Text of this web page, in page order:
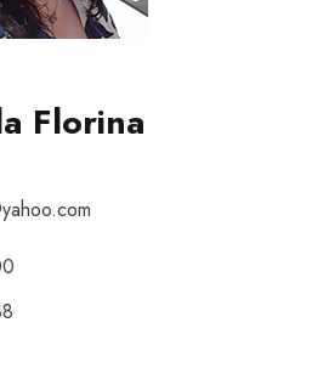
Florina